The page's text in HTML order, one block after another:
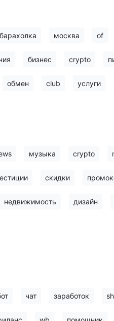
барахолка москва of
бизнес crypto
обмен club услуги
музыка crypto
скидки
недвижимость дизайн
чат заработок